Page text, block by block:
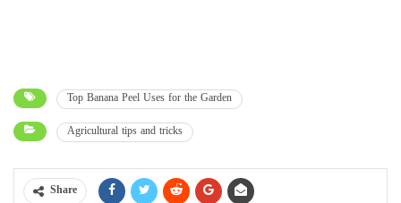
Top Banana Peel Uses for the Garden
Agricultural tips and tricks
Share